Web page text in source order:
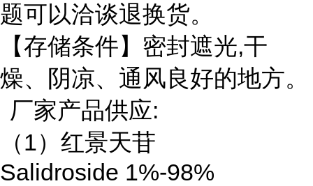
题可以洽谈退换货。
【存储条件】密封遮光,干
燥、阴凉、通风良好的地方。
厂家产品供应:
（1）红景天苷
Salidroside 1%-98%